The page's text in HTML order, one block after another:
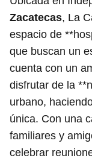
Zacatecas, La
espacio de
que buscan un
cuenta con un
disfrutar de la
urbano,
única. Con una
familiares y
celebrar